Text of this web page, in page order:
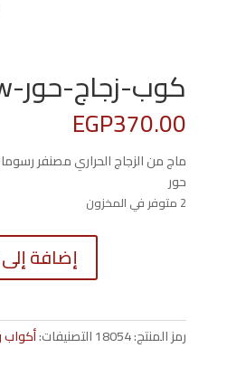
كوب-زجاج-حور-fmughorw
EGP370.00
ماج من الزجاج الحراري مصنفر
حور
2 متوفر في المخزون
إضافة
رمز المنتج:18054التصنيفات: